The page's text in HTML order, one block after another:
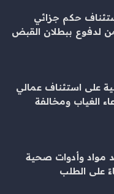
حكم جزائي
لدفوع ببطلان القبض
على استئناف عمالي
الغياب ومخالفة
مواد وأدوات صحية
على الطلب